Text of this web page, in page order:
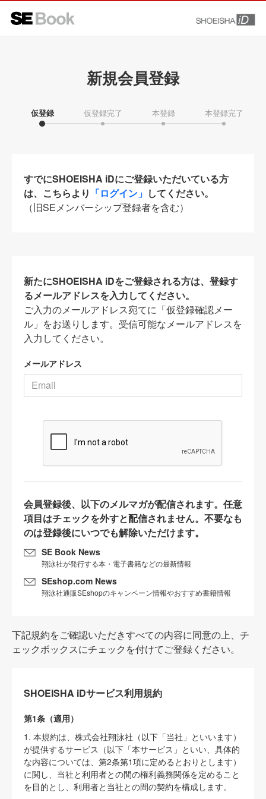
新規会員登録
仮登録 仮登録完了 本登録 本登録完了
すでにSHOEISHA iDにご登録いただいている方
は、こちらより 「ログイン」 してください。
（旧SEメンバーシップ登録者を含む）
新たにSHOEISHA iDをご登録される方は、登録す
るメールアドレスを入力してください。
ご入力のメールアドレス宛てに「仮登録確認メー
ル」をお送りします。受信可能なメールアドレスを
入力してください。
メールアドレス
会員登録後、以下のメルマガが配信されます。任意
項目はチェックを外すと配信されません。不要なも
のは登録後にいつでも解除いただけます。
SE Book News
翔泳社が発行する本・電子書籍などの最新情報
SEshop.com News
翔泳社通販SEshopのキャンペーン情報やおすすめ書籍情報
下記規約をご確認いただきすべての内容に同意の上、チ
ェックボックスにチェックを付けてご登録ください。
SHOEISHA iDサービス利用規約
第1条（適用）
1. 本規約は、株式会社翔泳社（以下「当社」といいます）
が提供するサービス（以下「本サービス」といい、具体的
な内容については、第2条第1項に定めるとおりとします）
に関し、当社と利用者との間の権利義務関係を定めること
を目的とし、利用者と当社との間の契約を構成します。